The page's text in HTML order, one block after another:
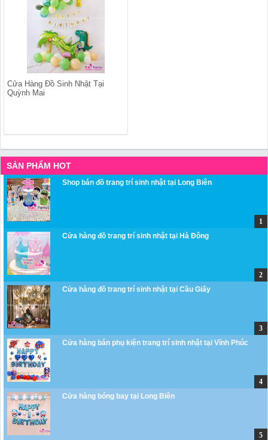
Cửa Hàng Đồ Sinh Nhật Tại
Quỳnh Mai
SẢN PHẨM HOT
Shop bán đồ trang trí sinh nhật tại Long Biên
Cửa hàng đồ trang trí sinh nhật tại Hà Đông
Cửa hàng đồ trang trí sinh nhật tại Cầu Giấy
Cửa hàng bán phụ kiện trang trí sinh nhật tại Vĩnh Phúc
Cửa hàng bóng bay tại Long Biên